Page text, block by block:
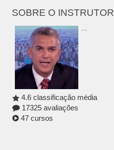
SOBRE O INSTRUTOR
...
4.6 classificação média
17325 avaliações
47 cursos